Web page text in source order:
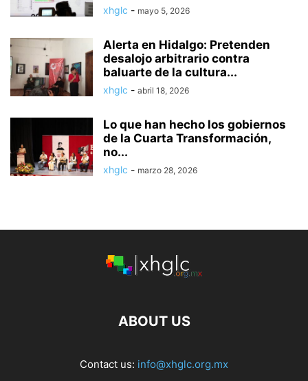
xhglc - mayo 5, 2026
Alerta en Hidalgo: Pretenden
desalojo arbitrario contra
baluarte de la cultura...
xhglc - abril 18, 2026
Lo que han hecho los gobiernos
de la Cuarta Transformación,
no...
xhglc - marzo 28, 2026
ABOUT US
Contact us: info@xhglc.org.mx